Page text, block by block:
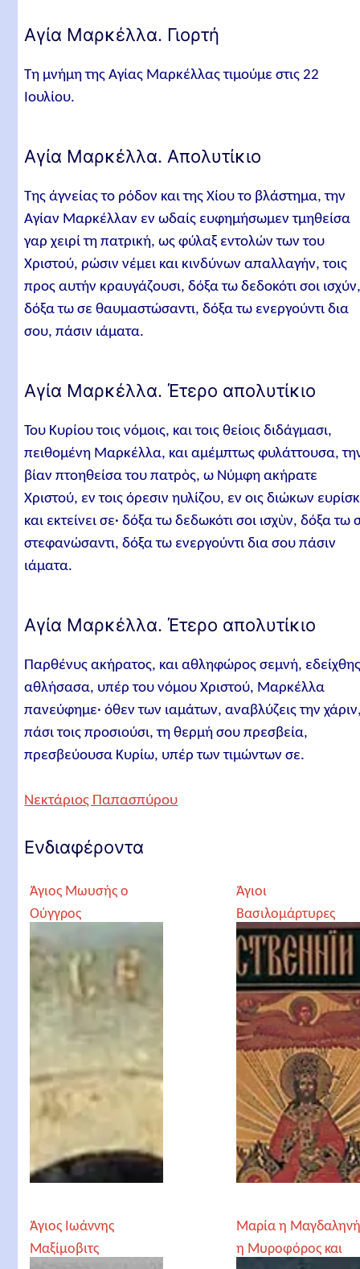
Αγία Μαρκέλλα. Γιορτή
Τη μνήμη της Αγίας Μαρκέλλας τιμούμε στις 22
Ιουλίου.
Αγία Μαρκέλλα. Απολυτίκιο
Της άγνείας το ρόδον και της Χίου το βλάστημα, την
Αγίαν Μαρκέλλαν εν ωδαίς ευφημήσωμεν τμηθείσα
γαρ χειρί τη πατρική, ως φύλαξ εντολών των του
Χριστού, ρώσιν νέμει και κινδύνων απαλλαγήν, τοις
προς αυτήν κραυγάζουσι, δόξα τω δεδοκότι σοι
δόξα τω σε θαυμαστώσαντι, δόξα τω ενεργούντι δια
σου, πάσιν ιάματα.
Αγία Μαρκέλλα. Έτερο απολυτίκιο
Του Κυρίου τοις νόμοις, και τοις θείοις διδάγμασι,
πειθομένη Μαρκέλλα, και αμέμπτως φυλάττουσα,
βίαν πτοηθείσα του πατρὸς, ω Νύμφη ακήρατε
Χριστού, εν τοις όρεσιν ηυλίζου, εν οις διώκων
και εκτείνει σε· δόξα τω δεδωκότι σοι ισχὺν, δόξα τω
στεφανώσαντι, δόξα τω ενεργούντι δια σου πάσιν
ιάματα.
Αγία Μαρκέλλα. Έτερο απολυτίκιο
Παρθένυς ακήρατος, και αθληφώρος σεμνή,
αθλήσασα, υπέρ του νόμου Χριστού, Μαρκέλλα
πανεύφημε· όθεν των ιαμάτων, αναβλύζεις την
πάσι τοις προσιούσι, τη θερμή σου πρεσβεία,
πρεσβεύουσα Κυρίω, υπέρ των τιμώντων σε.
Νεκτάριος Παπασπύρου
Ενδιαφέροντα
Άγιος Μωυσής ο
Ούγγρος
Άγιοι
Βασιλομάρτυρες
Ρομάνοφ (Αγία
Τσαρική Οικογένεια
Ρομανώφ)
Άγιος Ιωάννης
Μαξίμοβιτς
Μαρία η
η Μυροφόρος και